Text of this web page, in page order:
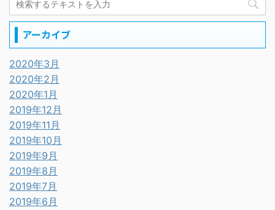
アーカイブ
2020年3月
2020年2月
2020年1月
2019年12月
2019年11月
2019年10月
2019年9月
2019年8月
2019年7月
2019年6月